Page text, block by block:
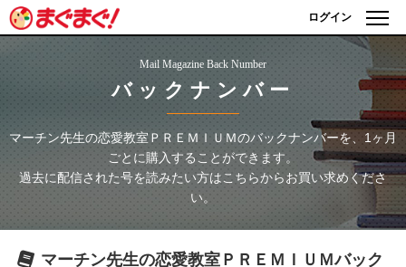
ログイン
Mail Magazine Back Number
バックナンバー
マーチン先生の恋愛教室ＰＲＥＭＩＵＭのバックナンバーを、1ヶ月
ごとに購入することができます。
過去に配信された号を読みたい方はこちらからお買い求めくださ
い。
マーチン先生の恋愛教室ＰＲＥＭＩＵＭバック